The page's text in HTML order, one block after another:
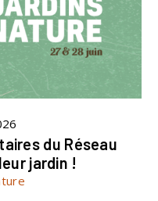
du Réseau
jardin !